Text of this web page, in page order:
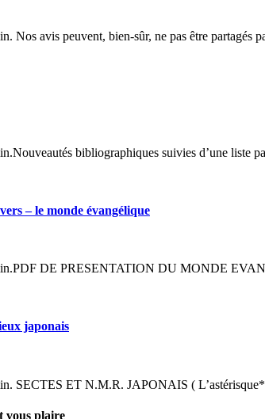
Nos avis peuvent, bien-sûr, ne pas être
bibliographiques suivies d’une
– le monde évangélique
DE PRESENTATION DU MONDE
japonais
SECTES ET N.M.R. JAPONAIS (
vous plaire